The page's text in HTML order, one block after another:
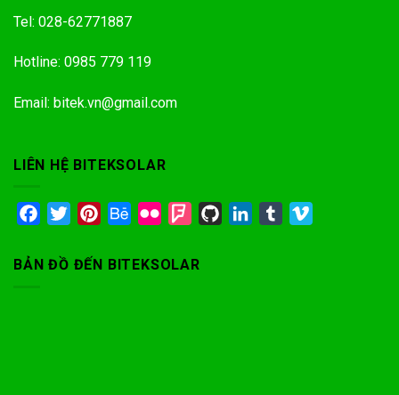
Tel: 028-62771887
Hotline: 0985 779 119
Email: bitek.vn@gmail.com
LIÊN HỆ BITEKSOLAR
FacebookTwitterPinterestBehance
Flickr Foursquare
GitHub LinkedIn
Tumblr
BẢN ĐỒ ĐẾN BITEKSOLAR